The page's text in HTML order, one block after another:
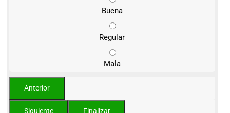
Buena
Regular
Mala